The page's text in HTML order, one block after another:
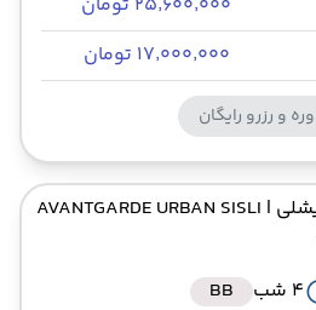
۱۷٬۰۰۰٬۰۰۰ تومان
و رزرو رایگان
| AVANTGARDE URBAN SISLI
4 شب BB